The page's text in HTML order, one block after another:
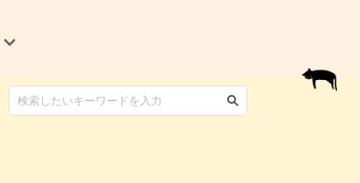
犬のケア・お手入れ
猫のケア・お手入れ